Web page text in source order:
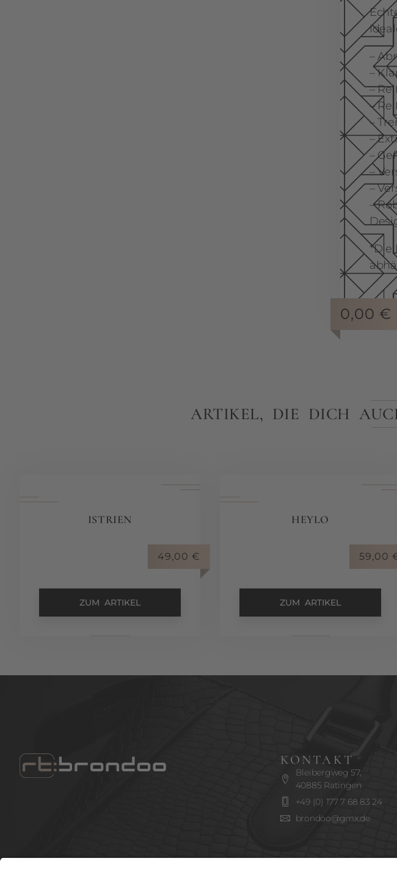
–
–
–
–
–
–
–
–
–
–
*Die
0,00 €
ARTIKEL, DIE DICH
ISTRIEN
49,00 €
ZUM ARTIKEL
HEYLO
59,00
ZUM ARTIKEL
KONTAKT
Bleibergweg 57,
40885 Ratingen
+49 (0) 177 7 68 83 24
brondoo@gmx.de